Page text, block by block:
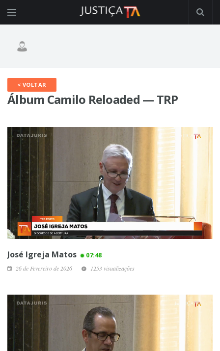
< VOLTAR
Álbum Camilo Reloaded — TRP
José Igreja Matos 07:48
26 de Fevereiro de 2026 1253 visualizações